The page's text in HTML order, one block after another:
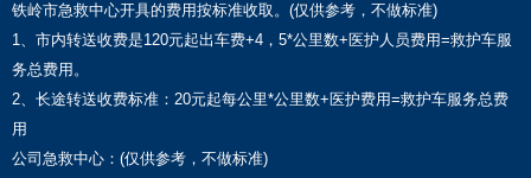
铁岭市急救中心开具的费用按标准收取。(仅供参考，不做标准)
1、市内转送收费是120元起出车费+4，5*公里数+医护人员费用=救护车服
务总费用。
2、长途转送收费标准：20元起每公里*公里数+医护费用=救护车服务总费
用
公司急救中心：(仅供参考，不做标准)